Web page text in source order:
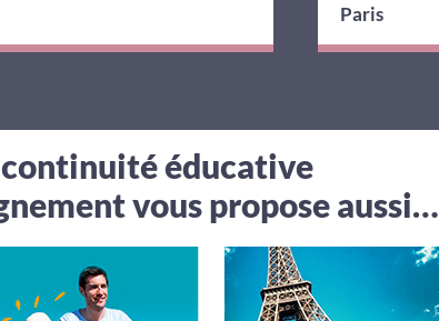
Paris
continuité éducative
vous propose aussi…